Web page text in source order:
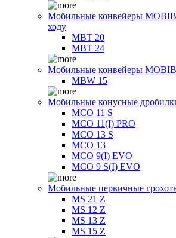
Мобильные конвейеры
ходу
MBT 20
MBT 24
Мобильные конвейеры
MBW 15
Мобильные конусные
MCO 11 S
MCO 11(I) PRO
MCO 13 S
MCO 13
MCO 9(I) EVO
MCO 9 S(I) EVO
Мобильные первичные
MS 21 Z
MS 12 Z
MS 13 Z
MS 15 Z